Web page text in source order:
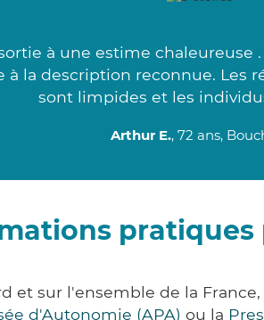
à une estime
la description reconnue. Les
sont limpides et les
Arthur E., 72 ans,
pratiques
et sur l'ensemble de la
d'Autonomie (APA) ou la